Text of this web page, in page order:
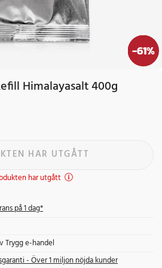
-61%
Himalayasalt 400g
HAR UTGÅTT
har utgått
på 1 dag*
Trygg e-handel
- Över 1 miljon nöjda kunder